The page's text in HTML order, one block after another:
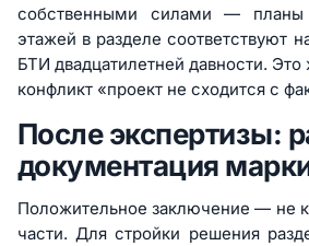
собственными силами — планы
этажей в разделе соответствуют
БТИ двадцатилетней давности.
конфликт «проект не сходится с
После экспертизы:
документация
Положительное заключение — не
части. Для стройки решения